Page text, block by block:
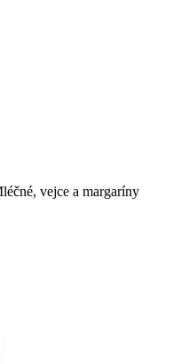
vejce a margaríny